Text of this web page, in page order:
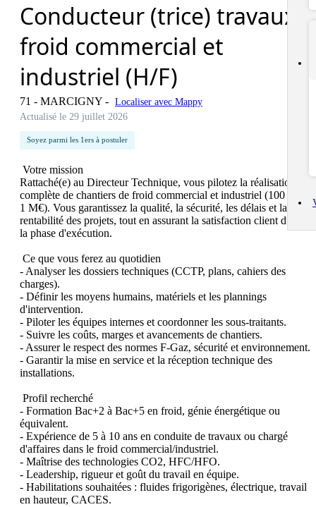
Conducteur (trice) travaux
froid commercial et
industriel (H/F)
71 - MARCIGNY - Localiser avec Mappy
Actualisé le 29 juillet 2026
Soyez parmi les 1ers à postuler
Rattaché(e) au Directeur Technique, vous pilotez la réalisation
complète de chantiers de froid commercial et industriel (100 k€ à
1 M€). Vous garantissez la qualité, la sécurité, les délais et la
rentabilité des projets, tout en assurant la satisfaction client durant
la phase d'exécution.
- Analyser les dossiers techniques (CCTP, plans, cahiers des
charges).
- Définir les moyens humains, matériels et les plannings
d'intervention.
- Piloter les équipes internes et coordonner les sous-traitants.
- Suivre les coûts, marges et avancements de chantiers.
- Assurer le respect des normes F-Gaz, sécurité et environnement.
- Garantir la mise en service et la réception technique des
installations.
- Formation Bac+2 à Bac+5 en froid, génie énergétique ou
équivalent.
- Expérience de 5 à 10 ans en conduite de travaux ou chargé
d'affaires dans le froid commercial/industriel.
- Maîtrise des technologies CO2, HFC/HFO.
- Leadership, rigueur et goût du travail en équipe.
- Habilitations souhaitées : fluides frigorigènes, électrique, travail
en hauteur, CACES.